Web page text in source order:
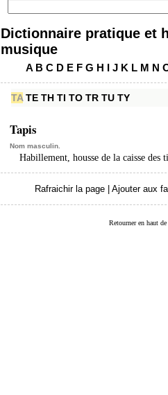
Dictionnaire pratique et
musique
A B C D E F G H I J K L M N
TA TE TH TI TO TR TU TY
Tapis
Nom masculin.
Habillement, housse de la caisse des
Rafraichir la page Ajouter aux
Retourner en haut de